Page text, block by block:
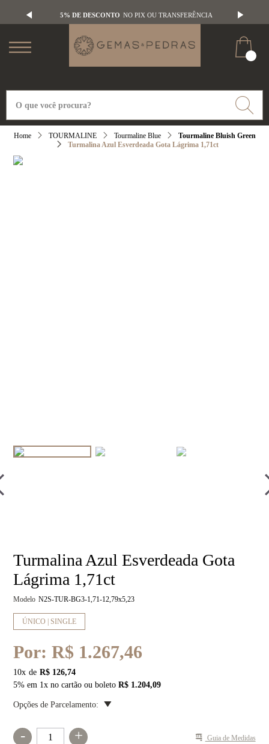
5% DE DESCONTO NO PIX OU TRANSFERÊNCIA
TOURMALINE Tourmaline Blue
Tourmaline Bluish Green
Turmalina Azul Esverdeada Gota Lágrima 1,71ct
Turmalina Azul Esverdeada Gota
Lágrima 1,71ct
Modelo N2S-TUR-BG3-1,71-12,79x5,23
ÚNICO | SINGLE
Por:R$ 1.267,46
10x
R$ 126,74
5% em 1x no cartão ou boletoR$ 1.204,09
Opções de Parcelamento:
- + Guia de Medidas